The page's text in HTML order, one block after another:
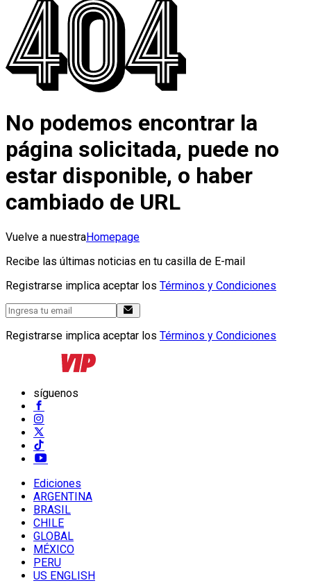
No podemos encontrar la
página solicitada, puede no
estar disponible, o haber
cambiado de URL
Vuelve a nuestraHomepage
Recibe las últimas noticias en tu casilla de E-mail
Registrarse implica aceptar los Términos y Condiciones
Registrarse implica aceptar los Términos y Condiciones
síguenos
Ediciones
ARGENTINA
BRASIL
CHILE
GLOBAL
MÉXICO
PERU
US ENGLISH